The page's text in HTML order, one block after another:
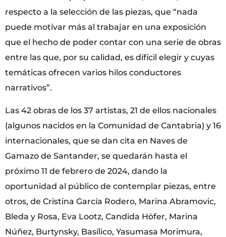
respecto a la selección de las piezas, que “nada
puede motivar más al trabajar en una exposición
que el hecho de poder contar con una serie de obras
entre las que, por su calidad, es difícil elegir y cuyas
temáticas ofrecen varios hilos conductores
narrativos”.
Las 42 obras de los 37 artistas, 21 de ellos nacionales
(algunos nacidos en la Comunidad de Cantabria) y 16
internacionales, que se dan cita en Naves de
Gamazo de Santander, se quedarán hasta el
próximo 11 de febrero de 2024, dando la
oportunidad al público de contemplar piezas, entre
otros, de Cristina García Rodero, Marina Abramovic,
Bleda y Rosa, Eva Lootz, Candida Höfer, Marina
Núñez, Burtynsky, Basílico, Yasumasa Morimura,